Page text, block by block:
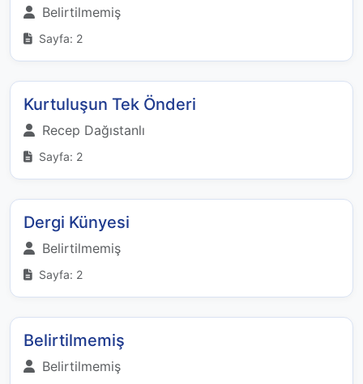
Belirtilmemiş
Sayfa: 2
Kurtuluşun Tek Önderi
Recep Dağıstanlı
Sayfa: 2
Dergi Künyesi
Belirtilmemiş
Sayfa: 2
Belirtilmemiş
Belirtilmemiş